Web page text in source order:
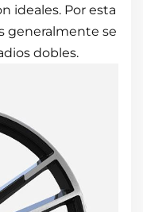
ideales. Por esta
generalmente se
dobles.